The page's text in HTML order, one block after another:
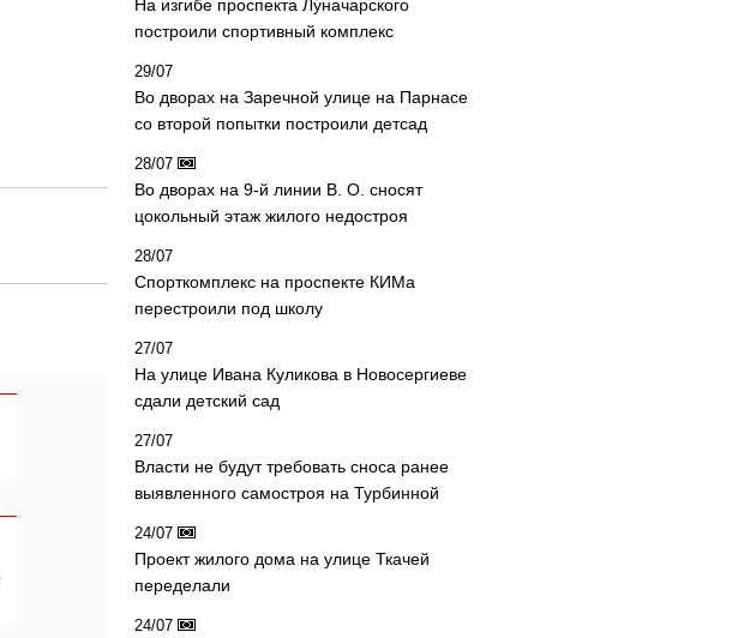
На изгибе проспекта Луначарского
построили спортивный комплекс
29/07
Во дворах на Заречной улице на Парнасе
со второй попытки построили детсад
28/07
Во дворах на 9-й линии В. О. сносят
цокольный этаж жилого недостроя
28/07
Спорткомплекс на проспекте КИМа
перестроили под школу
27/07
На улице Ивана Куликова в Новосергиеве
сдали детский сад
27/07
Власти не будут требовать сноса ранее
выявленного самостроя на Турбинной
24/07
Проект жилого дома на улице Ткачей
переделали
24/07